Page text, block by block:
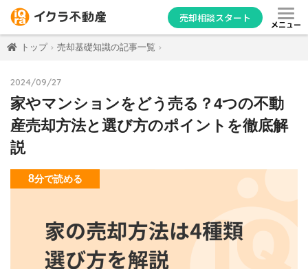
売却相談スタート
メニュー
トップ 売却基礎知識の記事一覧
2024/09/27
家やマンションをどう売る？4つの不動
産売却方法と選び方のポイントを徹底解
説
8分で読める